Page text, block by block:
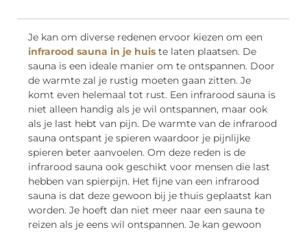
Je kan om diverse redenen ervoor kiezen om een
infrarood sauna in je huis te laten plaatsen. De
sauna is een ideale manier om te ontspannen. Door
de warmte zal je rustig moeten gaan zitten. Je
komt even helemaal tot rust. Een infrarood sauna is
niet alleen handig als je wil ontspannen, maar ook
als je last hebt van pijn. De warmte van de infrarood
sauna ontspant je spieren waardoor je pijnlijke
spieren beter aanvoelen. Om deze reden is de
infrarood sauna ook geschikt voor mensen die last
hebben van spierpijn. Het fijne van een infrarood
sauna is dat deze gewoon bij je thuis geplaatst kan
worden. Je hoeft dan niet meer naar een sauna te
reizen als je eens wil ontspannen. Je kan gewoon